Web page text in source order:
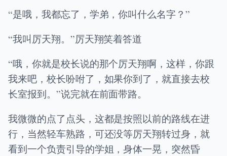
“是哦，我都忘了，学弟，你叫什么名字？”
“我叫厉天翔。”厉天翔笑着答道
“哦，你就是校长说的那个厉天翔啊，这样，你跟
我来吧，校长吩咐了，如果你到了，就直接去校
长室报到。”说完就在前面带路。
我微微的点了点头，这都是按照以前的路线在进
行，当然轻车熟路，可还没等厉天翔转过身，就
看到一个负责引导的学姐，身体一晃，突然昏